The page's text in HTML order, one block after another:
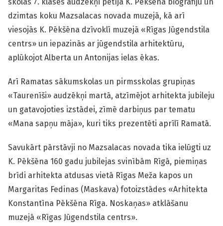
skolas 7. klases audzēkņi pētīja K. Pēkšēna biogrāfiju un
dzimtas koku Mazsalacas novada muzejā, kā arī
viesojās K. Pēkšēna dzīvoklī muzejā «Rīgas Jūgendstila
centrs» un iepazinās ar jūgendstila arhitektūru,
aplūkojot Alberta un Antonijas ielas ēkas.
Arī Ramatas sākumskolas un pirmsskolas grupiņas
«Taurenīši» audzēkņi martā, atzīmējot arhitekta jubileju
un gatavojoties izstādei, zīmē darbiņus par tematu
«Mana sapņu māja», kuri tiks prezentēti aprīlī Ramatā.
Savukārt pārstāvji no Mazsalacas novada tika ielūgti uz
K. Pēkšēna 160 gadu jubilejas svinībām Rīgā, piemiņas
brīdi arhitekta atdusas vietā Rīgas Meža kapos un
Margaritas Fedinas (Maskava) fotoizstādes «Arhitekta
Konstantīna Pēkšēna Rīga. Noskaņas» atklāšanu
muzejā «Rīgas Jūgendstila centrs».